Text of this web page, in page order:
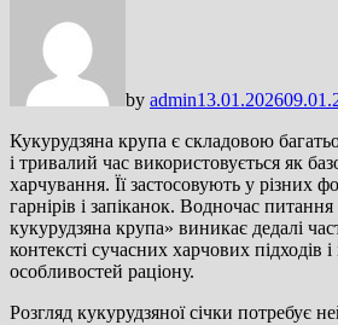
by admin13.01.2026
Кукурудзяна крупа є складовою
і тривалий час використовується як
харчування. Її застосовують у різних
гарнірів і запіканок. Водночас
кукурудзяна крупа» виникає дедалі
контексті сучасних харчових підходів
особливостей раціону.
Розгляд кукурудзяної січки потребує